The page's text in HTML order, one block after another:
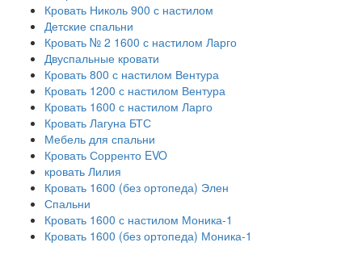
Кровать Николь 900 с настилом
Детские спальни
Кровать № 2 1600 с настилом Ларго
Двуспальные кровати
Кровать 800 с настилом Вентура
Кровать 1200 с настилом Вентура
Кровать 1600 с настилом Ларго
Кровать Лагуна БТС
Мебель для спальни
Кровать Сорренто EVO
кровать Лилия
Кровать 1600 (без ортопеда) Элен
Спальни
Кровать 1600 с настилом Моника-1
Кровать 1600 (без ортопеда) Моника-1